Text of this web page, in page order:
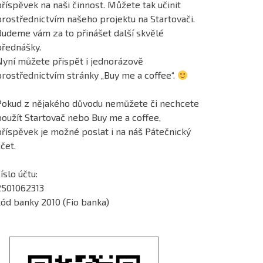
na naši činnost. Můžete tak učinit
našeho projektu na Startovači.
vám za to přinášet další skvělé
můžete přispět i jednorázově
stránky „Buy me a coffee“.
z nějakého důvodu nemůžete či nechcete
Startovač nebo Buy me a coffee,
je možné poslat i na náš Pátečnický
účtu:
banky 2010 (Fio banka)